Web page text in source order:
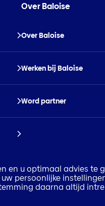
en u optimaal advies
persoonlijke
daarna altijd
Over Baloise
Over Baloise
Werken bij Baloise
Word partner